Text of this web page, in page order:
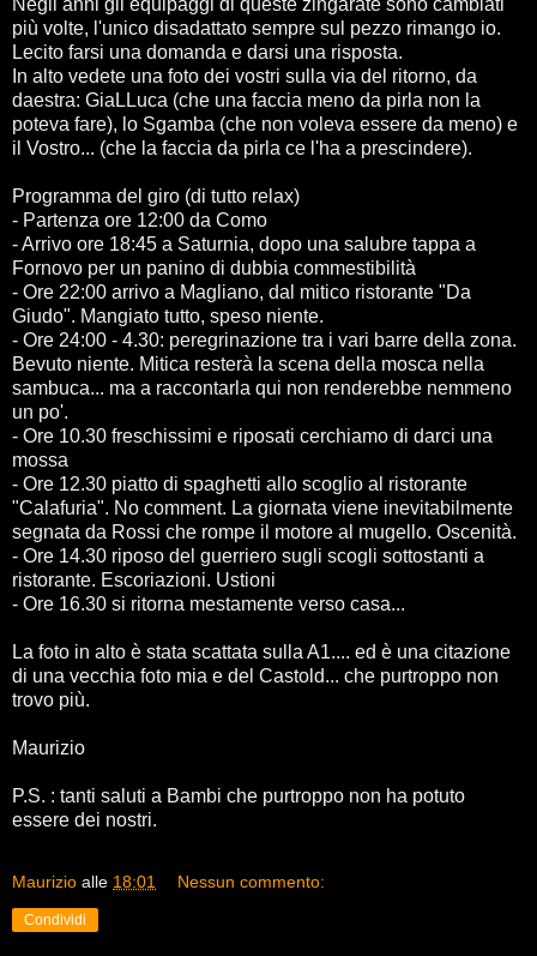
più volte, l'unico disadattato sempre sul pezzo rimango io.
Lecito farsi una domanda e darsi una risposta.
In alto vedete una foto dei vostri sulla via del ritorno, da
daestra: GiaLLuca (che una faccia meno da pirla non la
poteva fare), lo Sgamba (che non voleva essere da meno) e
il Vostro... (che la faccia da pirla ce l'ha a prescindere).
Programma del giro (di tutto relax)
- Partenza ore 12:00 da Como
- Arrivo ore 18:45 a Saturnia, dopo una salubre tappa a
Fornovo per un panino di dubbia commestibilità
- Ore 22:00 arrivo a Magliano, dal mitico ristorante "Da
Giudo". Mangiato tutto, speso niente.
- Ore 24:00 - 4.30: peregrinazione tra i vari barre della zona.
Bevuto niente. Mitica resterà la scena della mosca nella
sambuca... ma a raccontarla qui non renderebbe nemmeno
un po'.
- Ore 10.30 freschissimi e riposati cerchiamo di darci una
mossa
- Ore 12.30 piatto di spaghetti allo scoglio al ristorante
"Calafuria". No comment. La giornata viene inevitabilmente
segnata da Rossi che rompe il motore al mugello. Oscenità.
- Ore 14.30 riposo del guerriero sugli scogli sottostanti a
ristorante. Escoriazioni. Ustioni
- Ore 16.30 si ritorna mestamente verso casa...
La foto in alto è stata scattata sulla A1.... ed è una citazione
di una vecchia foto mia e del Castold... che purtroppo non
trovo più.
Maurizio
P.S. : tanti saluti a Bambi che purtroppo non ha potuto
essere dei nostri.
Maurizio alle 18:01 Nessun commento:
Condividi